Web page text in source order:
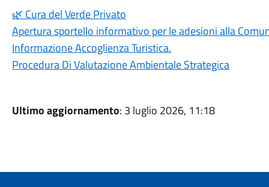
🌿 Cura del Verde Privato
Apertura sportello informativo per le adesioni alla
Informazione Accoglienza Turistica.
Procedura Di Valutazione Ambientale Strategica
Ultimo aggiornamento: 3 luglio 2026, 11:18